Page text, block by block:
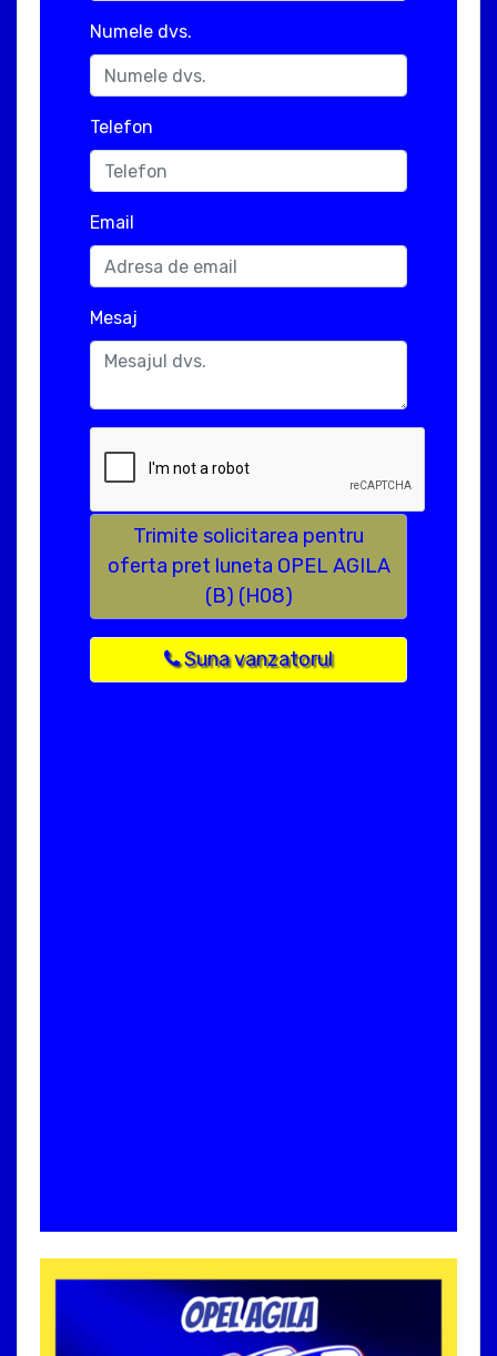
Numele dvs.
Telefon
Email
Mesaj
Trimite solicitarea pentru
oferta pret luneta OPEL AGILA
(B) (H08)
Suna vanzatorul